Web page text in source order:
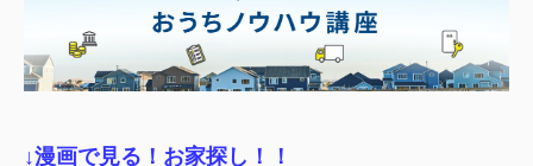
↓漫画で見る！お家探し！！